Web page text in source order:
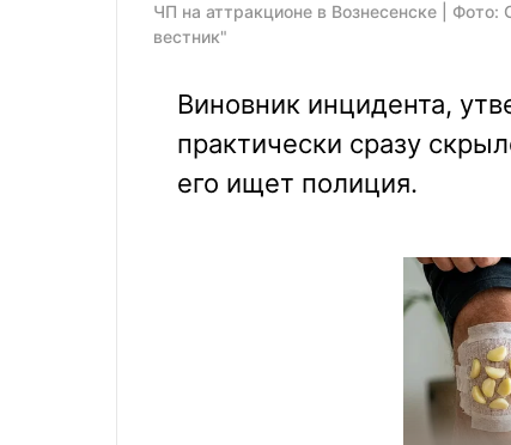
ЧП на аттракционе в Вознесенске | Фото:
вестник"
Виновник инцидента,
практически сразу
его ищет полиция.